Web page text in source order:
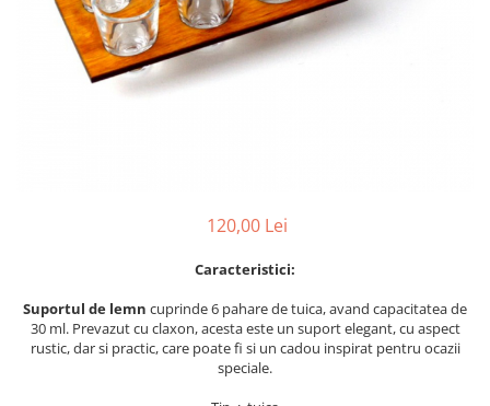
Perne decorative
Recipiente pentru lichide
Textile Bucatarie
Fete de masa
120,00 Lei
Caracteristici:
Suportul de lemn cuprinde 6 pahare de tuica, avand capacitatea de
30 ml. Prevazut cu claxon, acesta este un suport elegant, cu aspect
rustic, dar si practic, care poate fi si un cadou inspirat pentru ocazii
speciale.